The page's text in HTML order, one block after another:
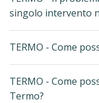
singolo intervento
TERMO - Come
TERMO - Come
Termo?